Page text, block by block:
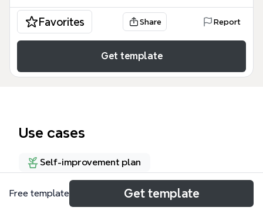
Favorites Share Report
Get template
Use cases
Self-improvement plan
About
Free template Get template